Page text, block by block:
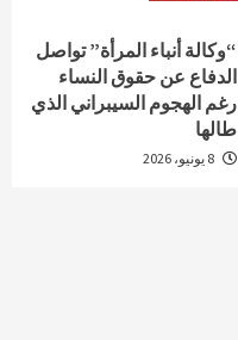
“وكالة أنباء المرأة” تواصل
الدفاع عن حقوق النساء
رغم الهجوم السيبراني الذي
طالها